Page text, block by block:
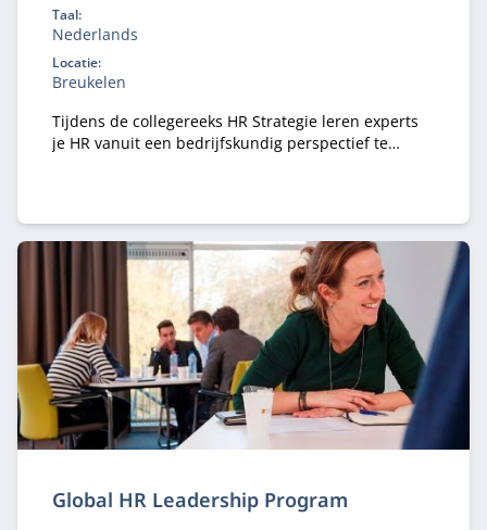
Taal:
Nederlands
Locatie:
Breukelen
Tijdens de collegereeks HR Strategie leren experts
je HR vanuit een bedrijfskundig perspectief te
Global HR Leadership Program